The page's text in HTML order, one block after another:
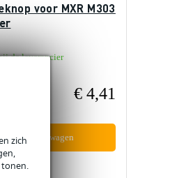
zich
voor MXR M303
de leverancier
€ 4,41
mijn winkelwagen